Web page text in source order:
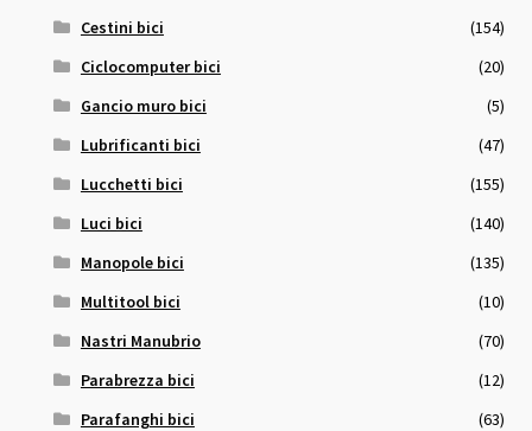
Cestini bici
(154)
Ciclocomputer bici
(20)
Gancio muro bici
(5)
Lubrificanti bici
(47)
Lucchetti bici
(155)
Luci bici
(140)
Manopole bici
(135)
Multitool bici
(10)
Nastri Manubrio
(70)
Parabrezza bici
(12)
Parafanghi bici
(63)